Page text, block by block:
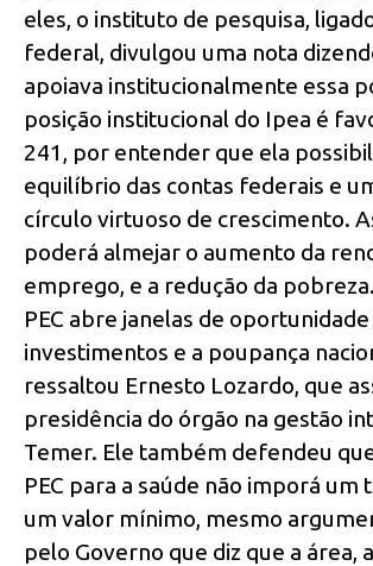
eles, o instituto de pesquisa,
federal, divulgou uma nota
apoiava institucionalmente essa
posição institucional do Ipea é
241, por entender que ela
equilíbrio das contas federais e
círculo virtuoso de crescimento.
poderá almejar o aumento da
emprego, e a redução da
PEC abre janelas de
investimentos e a poupança
ressaltou Ernesto Lozardo, que
presidência do órgão na gestão
Temer. Ele também defendeu
PEC para a saúde não imporá um
um valor mínimo, mesmo
pelo Governo que diz que a área,